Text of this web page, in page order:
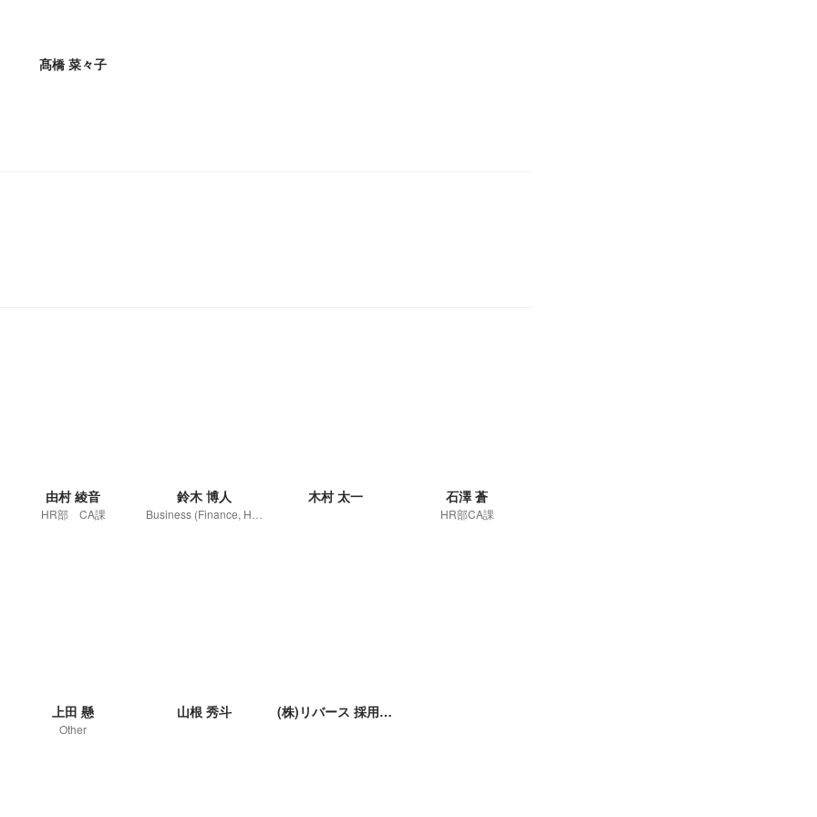
髙橋 菜々子
由村 綾音
HR部 CA課
鈴木 博人 木村 太一 石澤 蒼
HR部CA課
上田 懸
Other
山根 秀斗 (株)リバース 採用担当